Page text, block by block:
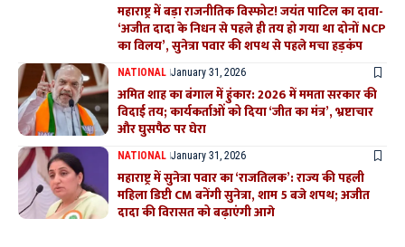
महाराष्ट्र में बड़ा राजनीतिक विस्फोट! जयंत पाटिल का दावा-
‘अजीत दादा के निधन से पहले ही तय हो गया था दोनों NCP
का विलय’, सुनेत्रा पवार की शपथ से पहले मचा हड़कंप
NATIONAL January 31, 2026
अमित शाह का बंगाल में हुंकार: 2026 में ममता सरकार की
विदाई तय; कार्यकर्ताओं को दिया ‘जीत का मंत्र’, भ्रष्टाचार
और घुसपैठ पर घेरा
NATIONAL January 31, 2026
महाराष्ट्र में सुनेत्रा पवार का ‘राजतिलक’: राज्य की पहली
महिला डिप्टी CM बनेंगी सुनेत्रा, शाम 5 बजे शपथ; अजीत
दादा की विरासत को बढ़ाएंगी आगे